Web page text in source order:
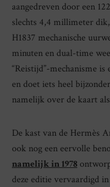
aangedreven door een
slechts 4,4 millimeter
H1837 mechanische
minuten en dual-time
“Reistijd”-mechanisme
en doet iets heel
namelijk over de kaart
De kast van de Hermès
ook nog een eervolle
namelijk in 1978
deze editie vervaardigd